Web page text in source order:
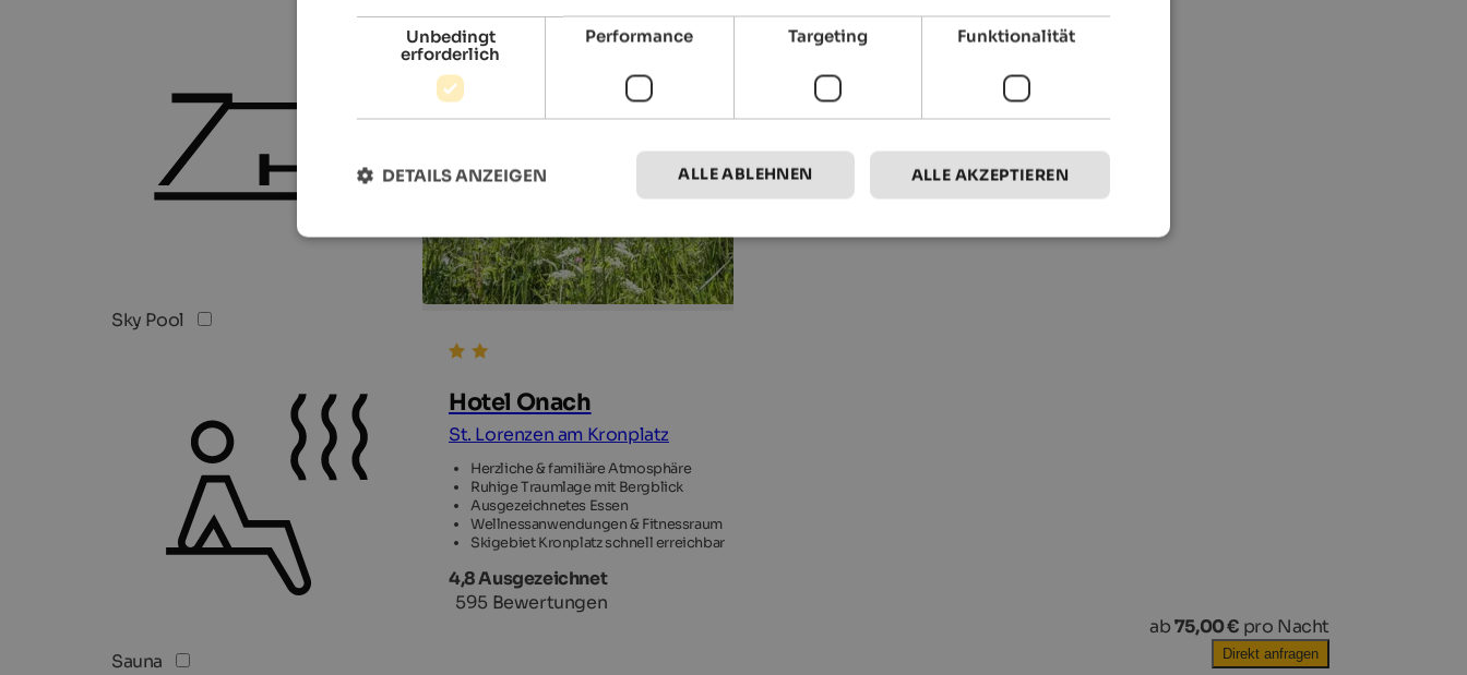
Sky Pool
Sauna
Hotel Onach
St. Lorenzen am Kronplatz
Herzliche & familiäre Atmosphäre
Ruhige Traumlage mit Bergblick
Ausgezeichnetes Essen
Wellnessanwendungen & Fitnessraum
Skigebiet Kronplatz schnell erreichbar
4,8 Ausgezeichnet
595 Bewertungen
ab75,00 € pro Nacht
Direkt anfragen
Unbedingt
erforderlich
Performance Targeting Funktionalität
ALLE AKZEPTIEREN
ALLE ABLEHNEN
DETAILS ANZEIGEN